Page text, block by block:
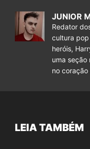
JUNIOR
Redator
cultura
heróis,
uma seção
no coração
LEIA TAMBÉM